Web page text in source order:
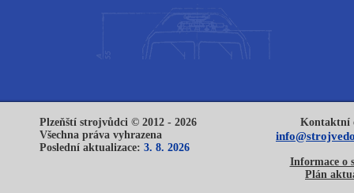
Plzeňští strojvůdci © 2012 - 2026
Všechna práva vyhrazena
Poslední aktualizace: 3. 8. 2026
Kontaktní
Informace o
Plán